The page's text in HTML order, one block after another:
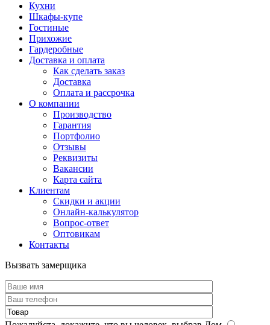
Кухни
Шкафы-купе
Гостиные
Прихожие
Гардеробные
Доставка и оплата
Как сделать заказ
Доставка
Оплата и рассрочка
О компании
Производство
Гарантия
Портфолио
Отзывы
Реквизиты
Вакансии
Карта сайта
Клиентам
Скидки и акции
Онлайн-калькулятор
Вопрос-ответ
Оптовикам
Контакты
Вызвать замерщика